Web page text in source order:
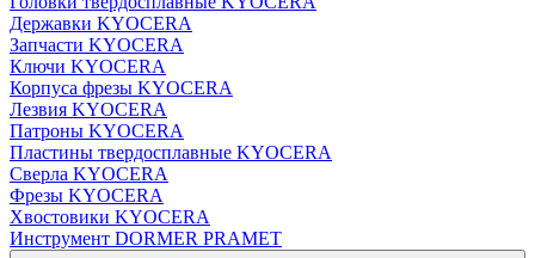
Державки KYOCERA
Запчасти KYOCERA
Ключи KYOCERA
Корпуса фрезы KYOCERA
Лезвия KYOCERA
Патроны KYOCERA
Пластины твердосплавные KYOCERA
Сверла KYOCERA
Фрезы KYOCERA
Хвостовики KYOCERA
Инструмент DORMER PRAMET